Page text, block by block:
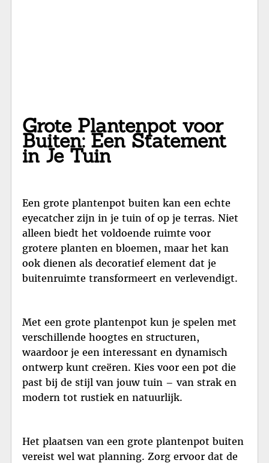
Grote Plantenpot voor
Buiten: Een Statement
in Je Tuin
Een grote plantenpot buiten kan een echte
eyecatcher zijn in je tuin of op je terras. Niet
alleen biedt het voldoende ruimte voor
grotere planten en bloemen, maar het kan
ook dienen als decoratief element dat je
buitenruimte transformeert en verlevendigt.
Met een grote plantenpot kun je spelen met
verschillende hoogtes en structuren,
waardoor je een interessant en dynamisch
ontwerp kunt creëren. Kies voor een pot die
past bij de stijl van jouw tuin – van strak en
modern tot rustiek en natuurlijk.
Het plaatsen van een grote plantenpot buiten
vereist wel wat planning. Zorg ervoor dat de